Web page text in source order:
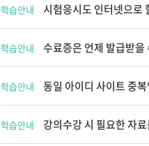
학습안내 시험응시도 인터넷으로
학습안내 수료증은 언제 발급받을
학습안내 동일 아이디 사이트 중
학습안내 강의수강 시 필요한 자